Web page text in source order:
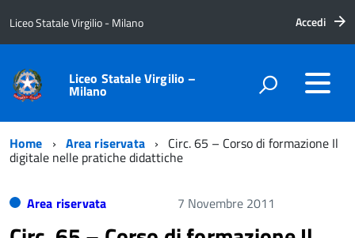
Liceo Statale Virgilio - Milano Accedi
Liceo Statale Virgilio –
Milano
Home Area riservata Circ. 65 – Corso di formazione Il
digitale nelle pratiche didattiche
Area riservata 7 Novembre 2011